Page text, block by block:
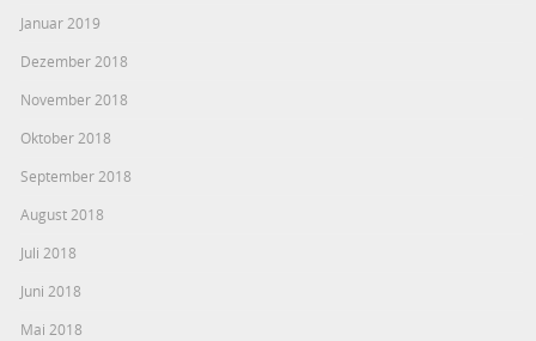
Januar 2019
Dezember 2018
November 2018
Oktober 2018
September 2018
August 2018
Juli 2018
Juni 2018
Mai 2018